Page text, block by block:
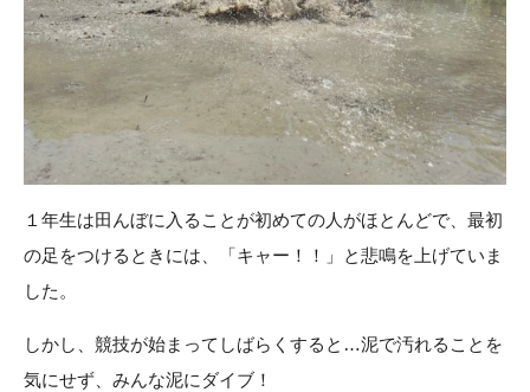
１年生は田んぼに入ることが初めての人がほとんどで、最初
の足をつけるときには、「キャー！！」と悲鳴を上げていま
した。
しかし、競技が始まってしばらくすると…泥で汚れることを
気にせず、みんな泥にダイブ！